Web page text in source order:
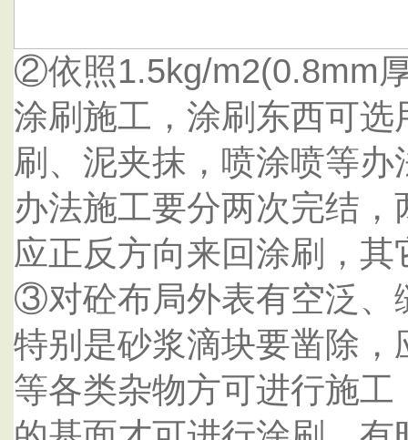
②依照1.5kg/m2(0.8mm
涂刷施工，涂刷东西可
刷、泥夹抹，喷涂喷等
办法施工要分两次完结
应正反方向来回涂刷，
③对砼布局外表有空泛、
特别是砂浆滴块要凿除
等各类杂物方可进行施